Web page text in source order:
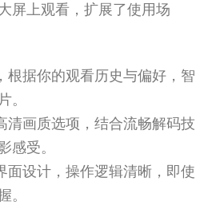
屏上观看，扩展了使用场
根据你的观看历史与偏好，智
。
清画质选项，结合流畅解码技
感受。
面设计，操作逻辑清晰，即使
。